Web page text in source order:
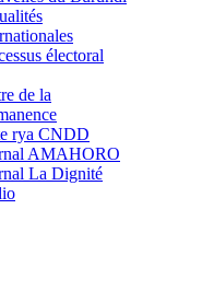
électoral
de la
rya CNDD
AMAHORO
La Dignité